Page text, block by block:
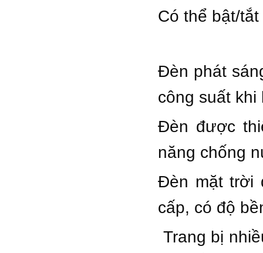
Có thể bật/
Đèn phát
công suất
Đèn được
năng chống
Đèn mặt trời
cấp, có độ
Trang bị